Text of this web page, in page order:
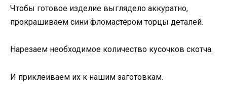
Чтобы готовое изделие выглядело аккуратно,
прокрашиваем сини фломастером торцы деталей.
Нарезаем необходимое количество кусочков скотча.
И приклеиваем их к нашим заготовкам.